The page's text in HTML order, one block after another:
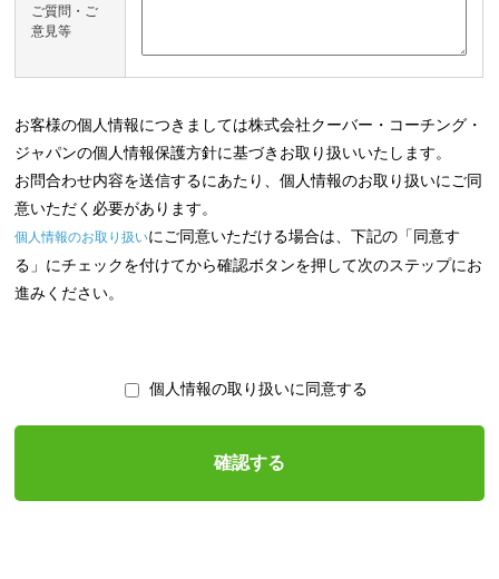
ご質問・ご
意見等
お客様の個人情報につきましては株式会社クーバー・コーチング・
ジャパンの個人情報保護方針に基づきお取り扱いいたします。
お問合わせ内容を送信するにあたり、個人情報のお取り扱いにご同
意いただく必要があります。
個人情報のお取り扱いにご同意いただける場合は、下記の「同意す
る」にチェックを付けてから確認ボタンを押して次のステップにお
進みください。
個人情報の取り扱いに同意する